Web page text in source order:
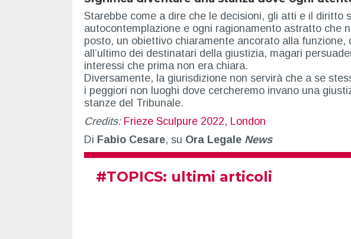
Starebbe come a dire che le decisioni, gli atti e il diritto
autocontemplazione e ogni ragionamento astratto che
posto, un obiettivo chiaramente ancorato alla
all’ultimo dei destinatari della giustizia, magari
interessi che prima non era chiara.
Diversamente, la giurisdizione non servirà che a se
i peggiori non luoghi dove cercheremo invano una
stanze del Tribunale.
Credits: Frieze Sculpure 2022, London
Di Fabio Cesare, su Ora Legale News
#TOPICS: ultimi articoli